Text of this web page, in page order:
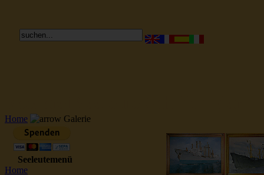
Home Galerie
Seeleutemenü
Home